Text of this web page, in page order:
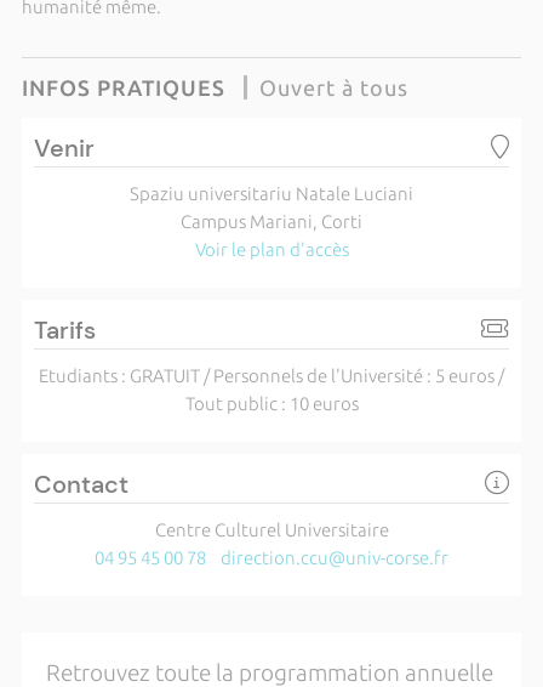
humanité même.
INFOS PRATIQUES Ouvert à tous
Venir
Spaziu universitariu Natale Luciani
Campus Mariani, Corti
Voir le plan d'accès
Tarifs
Etudiants : GRATUIT / Personnels de l'Université : 5 euros /
Tout public : 10 euros
Contact
Centre Culturel Universitaire
04 95 45 00 78
direction.ccu@univ-corse.fr
Retrouvez toute la programmation annuelle